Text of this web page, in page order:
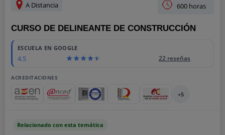
A Distancia 600 horas
CURSO DE DELINEANTE DE CONSTRUCCIÓN
ESCUELA EN GOOGLE
4.5 22 reseñas
ACREDITACIONES
+5
Relacionado con esta temática